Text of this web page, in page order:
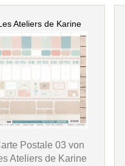
Ateliers de Karine
Postale 03 von
Ateliers de Karine